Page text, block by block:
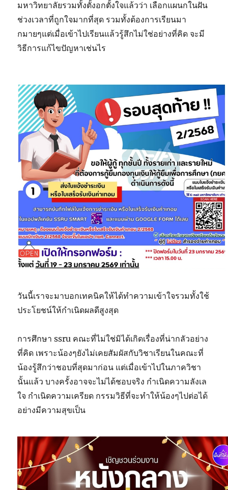
มหาวิทยาลัยรวมทั้งตั้งอกตั้งใจแล้วว่า เลือกแผนกในฝัน
ช่วงเวลาที่ถูกใจมากที่สุด รวมทั้งต้องการเรียนมา
กมายๆแต่เมื่อเข้าไปเรียนแล้วรู้สึกไม่ใช่อย่างที่คิด จะมี
วิธีการแก้ไขปัญหาเช่นไร
วันนี้เราจะมาบอกเทคนิคให้ได้ทำความเข้าใจรวมทั้งใช้
ประโยชน์ให้กำเนิดผลดีสูงสุด
การศึกษา ssru คณะที่ไม่ใช่มิได้เกิดเรื่องที่น่ากลัวอย่าง
ที่คิด เพราะน้องๆยังไม่เคยสัมผัสกับวิชาเรียนในคณะที่
น้องรู้สึกว่าชอบที่สุดมาก่อน แต่เมื่อเข้าไปในภาควิชา
นั้นแล้ว บางครั้งอาจจะไม่ได้ชอบจริง กำเนิดความลังเล
ใจ กำเนิดความเครียด กรรมวิธีที่จะทำให้น้องๆไปต่อได้
อย่างมีความสุขเป็น